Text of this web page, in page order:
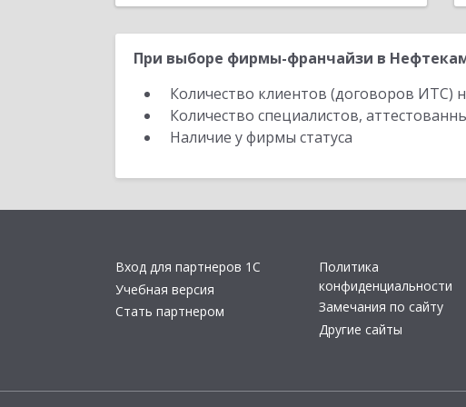
При выборе фирмы-франчайзи в
Количество клиентов (договоров ИТС)
Количество специалистов,
Наличие у фирмы статуса
Вход для партнеров 1С
Учебная версия
Стать партнером
Политика
конфиденциальности
Замечания по сайту
Другие сайты